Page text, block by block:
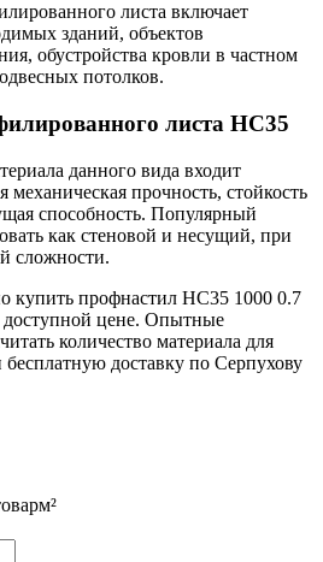
листа включает
зданий, объектов
обустройства кровли в частном
потолков.
листа НС35
данного вида входит
механическая прочность, стойкость
способность. Популярный
как стеновой и несущий, при
сложности.
купить профнастил НС35 1000 0.7
доступной цене. Опытные
количество материала для
доставку по Серпухову
м²